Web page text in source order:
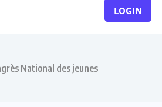
LOGIN
National des jeunes